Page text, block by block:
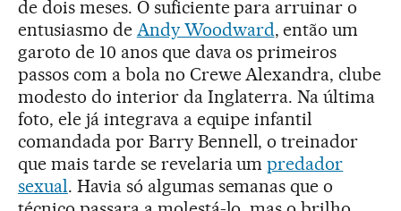
de dois meses. O suficiente para arruinar o
entusiasmo de Andy Woodward, então um
garoto de 10 anos que dava os primeiros
passos com a bola no Crewe Alexandra, clube
modesto do interior da Inglaterra. Na última
foto, ele já integrava a equipe infantil
comandada por Barry Bennell, o treinador
que mais tarde se revelaria umpredador
sexual. Havia só algumas semanas que o